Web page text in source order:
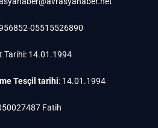
05515526890
Tarihi: 14.01.1994
Tesçil tarihi: 14.01.1994
Fatih